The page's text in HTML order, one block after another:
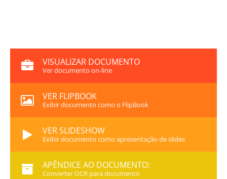
VISUALIZAR DOCUMENTO
Ver documento on-line
VER FLIPBOOK
Exibir documento como o FlipBook
VER SLIDESHOW
Exibir documento como apresentação de slides
APÊNDICE AO DOCUMENTO:
Converter OCR para documento